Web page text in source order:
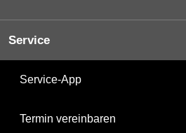
Service
Service-App
Termin vereinbaren